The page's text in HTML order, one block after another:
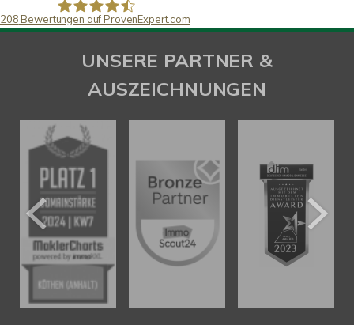
SAW Immobilien
208 Bewertungen auf ProvenExpert.com
UNSERE PARTNER &
AUSZEICHNUNGEN